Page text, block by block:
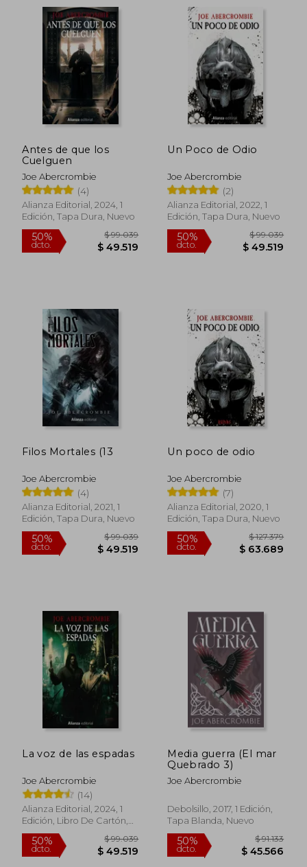
dcto. $ 49.519 dcto.
Antes de que los
Cuelguen
Joe Abercrombie
(4)
Alianza Editorial, 2024, 1
Edición, Tapa Dura, Nuevo
50%
dcto.
$ 99.039
$ 49.519
Un Poco de Odio
Joe Abercrombie
(2)
Alianza Editorial, 2022, 1
Edición, Tapa Dura, Nuevo
50%
dcto.
$
$
Filos Mortales (13
Joe Abercrombie
(4)
Alianza Editorial, 2021, 1
Edición, Tapa Dura, Nuevo
Un poco de odio
Joe Abercrombie
(7)
Alianza Editorial, 2020, 1
Edición, Tapa Dura, Nuevo
La voz de las espadas
Joe Abercrombie
(14)
Alianza Editorial, 2024, 1
Edición, Libro De Cartón,
Nuevo
Media guerra (El mar
Quebrado 3)
Joe Abercrombie
Debolsillo, 2017, 1 Edición,
Tapa Blanda, Nuevo